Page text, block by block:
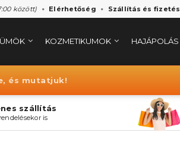
között) Elérhetőség Szállítás és fizetés
KOZMETIKUMOK HAJÁPOLÁS
és mutatjuk!
szállítás
is